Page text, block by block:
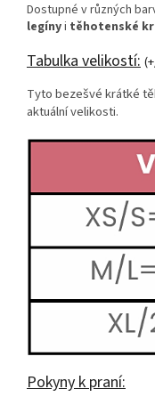
Dostupné v různých
legínyi těhotenské
Tabulka velikostí:
Tyto bezešvé krátké
aktuální velikosti.
Pokyny k praní: